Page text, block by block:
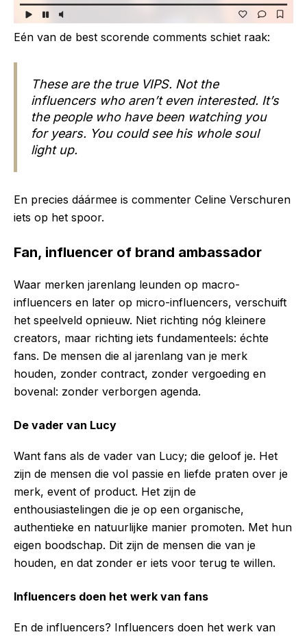
Eén van de best scorende comments schiet raak:
These are the true VIPS. Not the
influencers who aren’t even interested. It’s
the people who have been watching you
for years. You could see his whole soul
light up.
En precies dáármee is commenter Celine Verschuren
iets op het spoor.
Fan, influencer of brand ambassador
Waar merken jarenlang leunden op macro-
influencers en later op micro-influencers, verschuift
het speelveld opnieuw. Niet richting nóg kleinere
creators, maar richting iets fundamenteels: échte
fans. De mensen die al jarenlang van je merk
houden, zonder contract, zonder vergoeding en
bovenal: zonder verborgen agenda.
De vader van Lucy
Want fans als de vader van Lucy; die geloof je. Het
zijn de mensen die vol passie en liefde praten over je
merk, event of product. Het zijn de
enthousiastelingen die je op een organische,
authentieke en natuurlijke manier promoten. Met hun
eigen boodschap. Dit zijn de mensen die van je
houden, en dat zonder er iets voor terug te willen.
Influencers doen het werk van fans
En de influencers? Influencers doen het werk van